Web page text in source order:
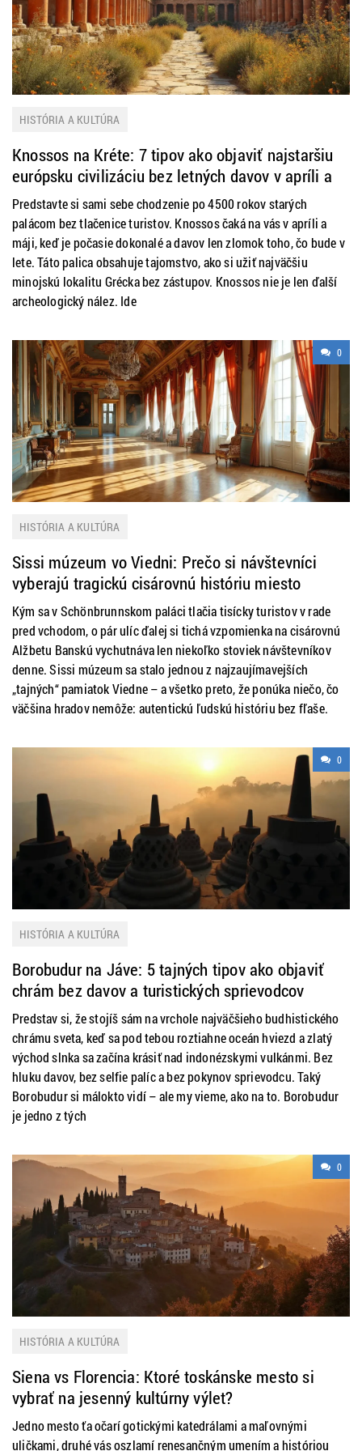
HISTÓRIA A KULTÚRA
Knossos na Kréte: 7 tipov ako objaviť najstaršiu
európsku civilizáciu bez letných davov v apríli a
máji
Predstavte si sami sebe chodzenie po 4500 rokov starých
palácom bez tlačenice turistov. Knossos čaká na vás v apríli a
máji, keď je počasie dokonalé a davov len zlomok toho, čo bude v
lete. Táto palica obsahuje tajomstvo, ako si užiť najväčšiu
minojskú lokalitu Grécka bez zástupov. Knossos nie je len ďalší
archeologický nález. Ide
0
HISTÓRIA A KULTÚRA
Sissi múzeum vo Viedni: Prečo si návštevníci
vyberajú tragickú cisárovnú históriu miesto
Schönbrunnu
Kým sa v Schönbrunnskom paláci tlačia tisícky turistov v rade
pred vchodom, o pár ulíc ďalej si tichá vzpomienka na cisárovnú
Alžbetu Banskú vychutnáva len niekoľko stoviek návštevníkov
denne. Sissi múzeum sa stalo jednou z najzaujímavejších
„tajných“ pamiatok Viedne – a všetko preto, že ponúka niečo, čo
väčšina hradov nemôže: autentickú ľudskú históriu bez fľaše.
0
HISTÓRIA A KULTÚRA
Borobudur na Jáve: 5 tajných tipov ako objaviť
chrám bez davov a turistických sprievodcov
Predstav si, že stojíš sám na vrchole najväčšieho budhistického
chrámu sveta, keď sa pod tebou roztiahne oceán hviezd a zlatý
východ slnka sa začína krásiť nad indonézskymi vulkánmi. Bez
hluku davov, bez selfie palíc a bez pokynov sprievodcu. Taký
Borobudur si málokto vidí – ale my vieme, ako na to. Borobudur
je jedno z tých
0
HISTÓRIA A KULTÚRA
Siena vs Florencia: Ktoré toskánske mesto si
vybrať na jesenný kultúrny výlet?
Jedno mesto ťa očarí gotickými katedrálami a maľovnými
uličkami, druhé vás oszlamí renesančným umením a históriou